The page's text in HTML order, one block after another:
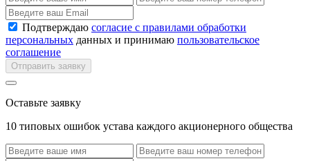
Подтверждаю согласие с правилами обработки
персональных данных и принимаю пользовательское
соглашение
Отправить заявку
Оставьте заявку
10 типовых ошибок устава каждого акционерного общества